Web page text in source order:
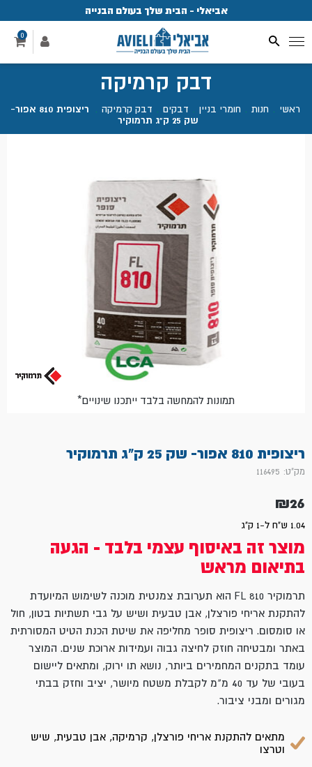
אביאלי - הבית שלך בעולם הבנייה
0
דבק קרמיקה
ראשי חנות חומרי בניין דבקים דבק קרמיקה
ריצופית 810 אפור-
שק 25 ק"ג תרמוקיר
ריצופית 810 אפור- שק 25 ק"ג תרמוקיר
מק"ט: 116495
₪26
1.04 ש"ח ל-1 ק"ג
מוצר זה באיסוף עצמי בלבד - הגעה
בתיאום מראש
תרמוקיר 810 FL הוא תערובת צמנטית מוכנה לשימוש המיועדת
להתקנת אריחי פורצלן, אבן טבעית ושיש על גבי תשתיות בטון, חול
או סומסום. ריצופית סופר מחליפה את שיטת הכנת הטיט המסורתית
באתר ומבטיחה חוזק לחיצה גבוה ועמידות ארוכת שנים. המוצר
עומד בתקנים המחמירים ביותר, נושא תו ירוק, ומתאים ליישום
בעובי של עד 40 מ"מ לקבלת משטח מיושר, יציב וחזק בבתי
מגורים ומבני ציבור.
מתאים להתקנת אריחי פורצלן, קרמיקה, אבן טבעית, שיש
וטרצו
*תמונות להמחשה בלבד ייתכנו שינויים